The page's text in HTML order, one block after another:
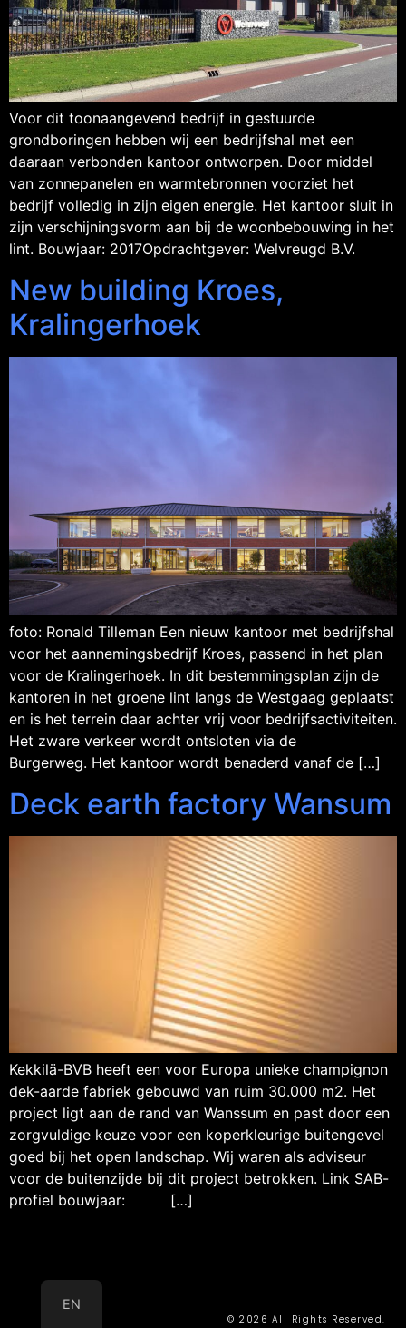
Voor dit toonaangevend bedrijf in gestuurde
grondboringen hebben wij een bedrijfshal met een
daaraan verbonden kantoor ontworpen. Door middel
van zonnepanelen en warmtebronnen voorziet het
bedrijf volledig in zijn eigen energie. Het kantoor sluit in
zijn verschijningsvorm aan bij de woonbebouwing in het
lint. Bouwjaar: 2017Opdrachtgever: Welvreugd B.V.
New building Kroes,
Kralingerhoek
foto: Ronald Tilleman Een nieuw kantoor met bedrijfshal
voor het aannemingsbedrijf Kroes, passend in het plan
voor de Kralingerhoek. In dit bestemmingsplan zijn de
kantoren in het groene lint langs de Westgaag geplaatst
en is het terrein daar achter vrij voor bedrijfsactiviteiten.
Het zware verkeer wordt ontsloten via de
Burgerweg. Het kantoor wordt benaderd vanaf de […]
Deck earth factory Wansum
Kekkilä-BVB heeft een voor Europa unieke champignon
dek-aarde fabriek gebouwd van ruim 30.000 m2. Het
project ligt aan de rand van Wanssum en past door een
zorgvuldige keuze voor een koperkleurige buitengevel
goed bij het open landschap. Wij waren als adviseur
voor de buitenzijde bij dit project betrokken. Link SAB-
profiel bouwjaar: […]
© 2026 All Rights Reserved.
EN